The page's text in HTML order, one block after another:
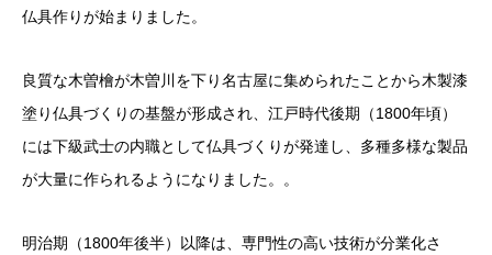
仏具作りが始まりました。
良質な木曽檜が木曽川を下り名古屋に集められたことから木製漆
塗り仏具づくりの基盤が形成され、江戸時代後期（1800年頃）
には下級武士の内職として仏具づくりが発達し、多種多様な製品
が大量に作られるようになりました。。
明治期（1800年後半）以降は、専門性の高い技術が分業化さ